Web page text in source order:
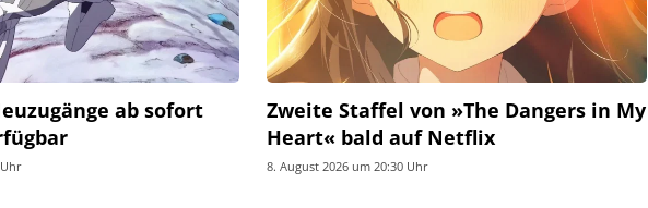
ab sofort
Zweite Staffel von »The Dangers in My
Heart« bald auf Netflix
8. August 2026 um 20:30 Uhr